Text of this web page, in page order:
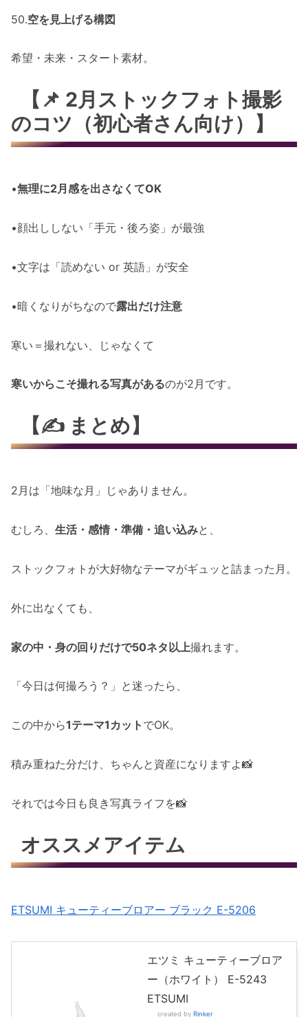
50.空を見上げる構図
希望・未来・スタート素材。
【📌 2月ストックフォト撮影
のコツ（初心者さん向け）】
•無理に2月感を出さなくてOK
•顔出ししない「手元・後ろ姿」が最強
•文字は「読めない or 英語」が安全
•暗くなりがちなので露出だけ注意
寒い＝撮れない、じゃなくて
寒いからこそ撮れる写真があるのが2月です。
【✍️ まとめ】
2月は「地味な月」じゃありません。
むしろ、 生活・感情・準備・追い込みと、
ストックフォトが大好物なテーマがギュッと詰まった月。
外に出なくても、
家の中・身の回りだけで50ネタ以上撮れます。
「今日は何撮ろう？」と迷ったら、
この中から1テーマ1カット でOK。
積み重ねた分だけ、ちゃんと資産になりますよ📸
それでは今日も良き写真ライフを📸
オススメアイテム
ETSUMI キューティーブロアー ブラック E-5206
エツミ キューティーブロア
ー（ホワイト） E-5243
ETSUMI
created by Rinker